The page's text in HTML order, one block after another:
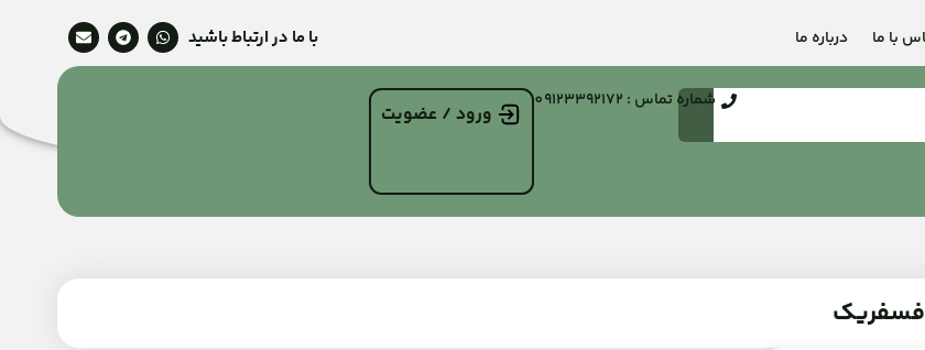
با ما درباره ما با ما در ارتباط باشید
شماره تماس : 09123392172
ورود / عضویت